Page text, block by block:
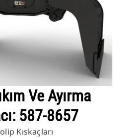
Ve Ayırma
587-8657
Kıskaçları